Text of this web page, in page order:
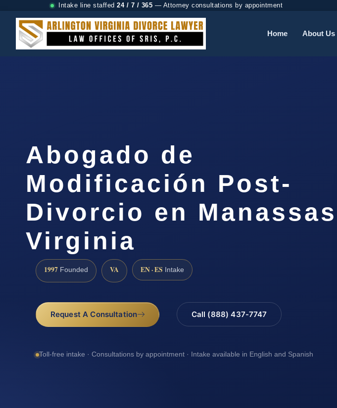
Intake line staffed 24 / 7 / 365 — Attorney consultations by appointment
Home About Us
Abogado de
Modificación Post-
Divorcio en
Virginia
1997 Founded VA EN · ES Intake
Request A Consultation Call (888) 437-7747
Toll-free intake · Consultations by appointment · Intake available in English and Spanish